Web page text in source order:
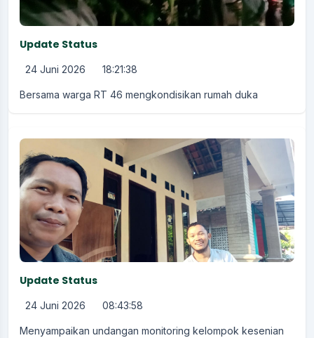
Update Status
24 Juni 2026 18:21:38
Bersama warga RT 46 mengkondisikan rumah duka
Update Status
24 Juni 2026 08:43:58
Menyampaikan undangan monitoring kelompok kesenian